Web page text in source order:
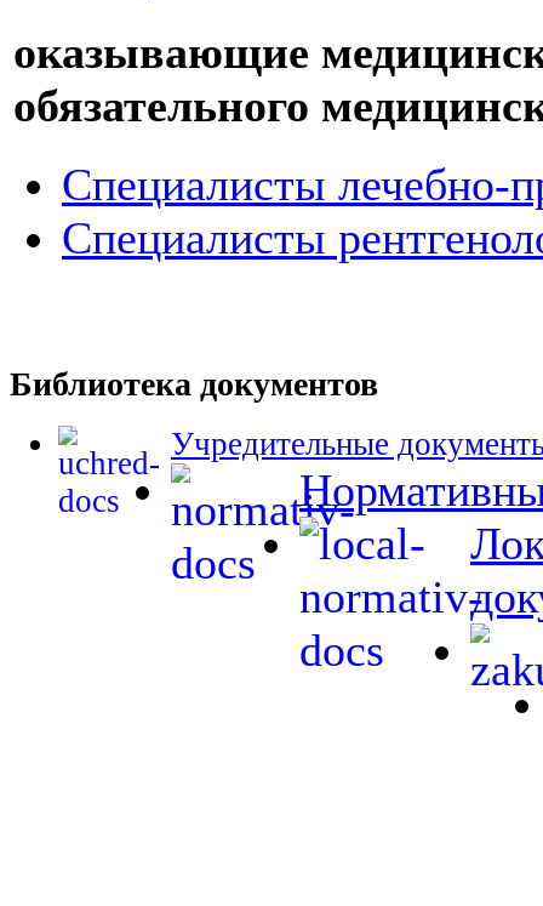
оказывающие
обязательного
Специалисты лечебно-
Специалисты
Библиотека документов
Учредительные